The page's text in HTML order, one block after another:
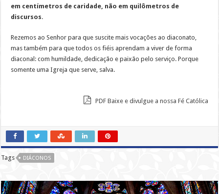
em centímetros de caridade, não em quilômetros de
discursos.
Rezemos ao Senhor para que suscite mais vocações ao diaconato,
mas também para que todos os fiéis aprendam a viver de forma
diaconal: com humildade, dedicação e paixão pelo serviço. Porque
somente uma Igreja que serve, salva.
PDF Baixe e divulgue a nossa Fé Católica
Tags DIÁCONOS